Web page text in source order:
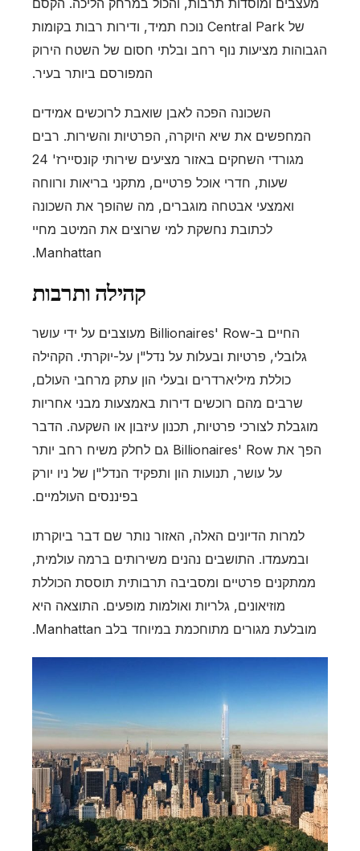
מעצבים ומוסדות תרבות, והכול במרחק הליכה. הקסם
של Central Park נוכח תמיד, ודירות רבות בקומות
הגבוהות מציעות נוף רחב ובלתי חסום של השטח הירוק
המפורסם ביותר בעיר.
השכונה הפכה לאבן שואבת לרוכשים אמידים
המחפשים את שיא היוקרה, הפרטיות והשירות. רבים
מגורדי השחקים באזור מציעים שירותי קונסיירז' 24
שעות, חדרי אוכל פרטיים, מתקני בריאות ורווחה
ואמצעי אבטחה מוגברים, מה שהופך את השכונה
לכתובת נחשקת למי שרוצים את המיטב מחיי
Manhattan.
קהילה ותרבות
החיים ב-Billionaires' Row מעוצבים על ידי עושר
גלובלי, פרטיות ובעלות על נדל"ן על-יוקרתי. הקהילה
כוללת מיליארדרים ובעלי הון עתק מרחבי העולם,
שרבים מהם רוכשים דירות באמצעות מבני אחריות
מוגבלת לצורכי פרטיות, תכנון עיזבון או השקעה. הדבר
הפך את Billionaires' Row גם לחלק משיח רחב יותר
על עושר, תנועות הון ותפקיד הנדל"ן של ניו יורק
בפיננסים העולמיים.
למרות הדיונים האלה, האזור נותר שם דבר ביוקרתו
ובמעמדו. התושבים נהנים משירותים ברמה עולמית,
ממתקנים פרטיים ומסביבה תרבותית תוססת הכוללת
מוזיאונים, גלריות ואולמות מופעים. התוצאה היא
מובלעת מגורים מתוחכמת במיוחד בלב Manhattan.